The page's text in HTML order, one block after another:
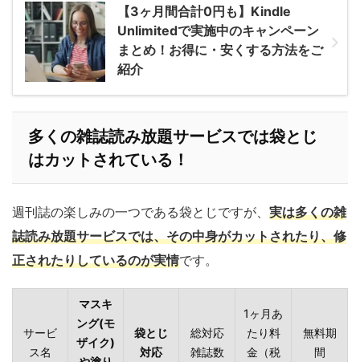
【3ヶ月間合計0円も】Kindle
Unlimitedで実施中のキャンペーン
まとめ！お得に・安くする方法をご
紹介
多くの雑誌読み放題サービスでは袋とじ
はカットされている！
週刊誌の楽しみの一つである袋とじですが、 実は多くの雑
誌読み放題サービスでは、その中身がカットされたり、修
正されたりしているのが実情です。
サービ
ス名
マスキ
ング(モ
ザイク)
袋とじ
対応
総対応
雑誌数
1ヶ月あ
たり料
金（税
無料期
間